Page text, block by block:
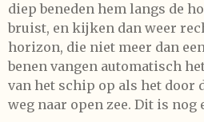
diep beneden hem langs de
bruist, en kijken dan weer
horizon, die niet meer dan
benen vangen automatisch
van het schip op als het door
weg naar open zee. Dit is nog